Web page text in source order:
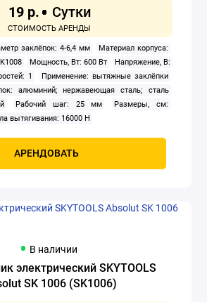
бурения
19 р.
заклёпок: 4-6,4 мм
Материал корпуса:
Мощность, Вт: 600 Вт
Напряжение, В:
1
Применение: вытяжные заклёпки
алюминий; нержавеющая сталь; сталь
Рабочий шаг: 25 мм
Размеры, см:
вытягивания: 16000 H
АРЕНДОВАТЬ
В наличии
электрический SKYTOOLS
SK 1006 (SK1006)